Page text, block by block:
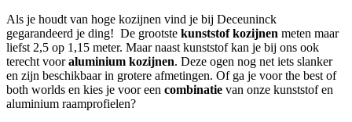
Als je houdt van hoge kozijnen vind je bij Deceuninck
gegarandeerd je ding! De grootste kunststof kozijnen meten maar
liefst 2,5 op 1,15 meter. Maar naast kunststof kan je bij ons ook
terecht vooraluminium kozijnen. Deze ogen nog net iets slanker
en zijn beschikbaar in grotere afmetingen. Of ga je voor the best of
both worlds en kies je voor een combinatie van onze kunststof en
aluminium raamprofielen?